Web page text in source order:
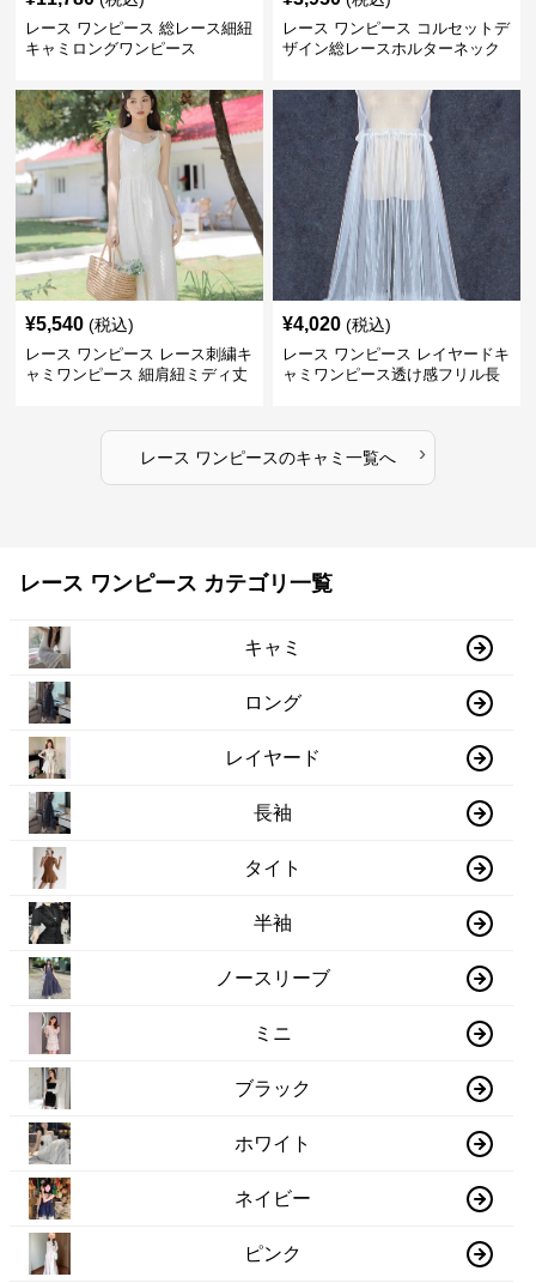
レース ワンピース 総レース細紐
キャミロングワンピース
レース ワンピース コルセットデ
ザイン総レースホルターネック
¥5,540 (税込)
レース ワンピース レース刺繍キ
ャミワンピース 細肩紐ミディ丈
¥4,020 (税込)
レース ワンピース レイヤードキ
ャミワンピース透け感フリル長
レース ワンピースのキャミ 一覧へ ›
レース ワンピース カテゴリ一覧
キャミ
ロング
レイヤード
長袖
タイト
半袖
ノースリーブ
ミニ
ブラック
ホワイト
ネイビー
ピンク